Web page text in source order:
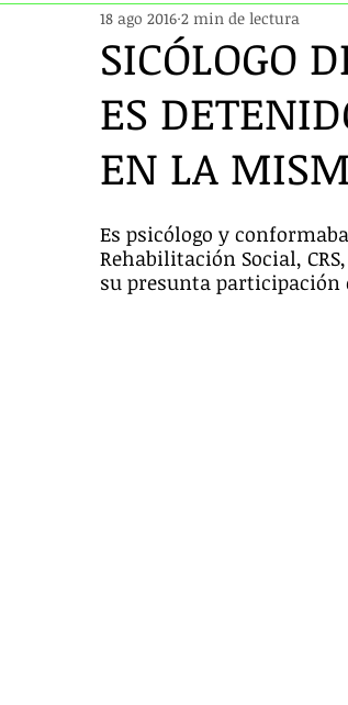
HUMANOS DEL ECUADOR
SICÓLOGO
ES
EN LA
18 ago 2016 2 min de lectura
Es psicólogo y
Rehabilitación Social,
su presunta participación